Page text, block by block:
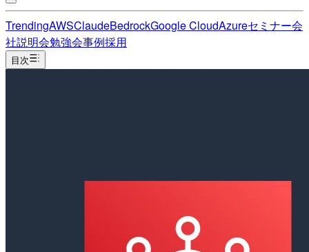
TrendingAWSClaudeBedrockGoogle CloudAzureセミナー会
社説明会勉強会事例採用
目次